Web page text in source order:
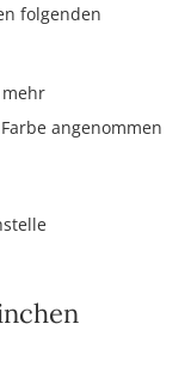
folgenden
angenommen